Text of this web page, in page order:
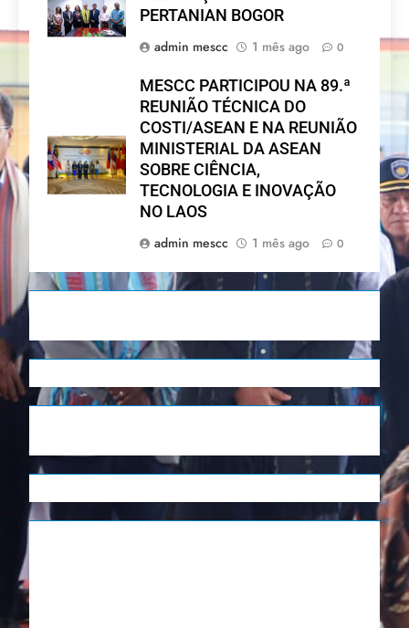
PERTANIAN BOGOR
admin mescc
1 mês ago 0
MESCC PARTICIPOU NA 89.ª
REUNIÃO TÉCNICA DO
COSTI/ASEAN E NA REUNIÃO
MINISTERIAL DA ASEAN
SOBRE CIÊNCIA,
TECNOLOGIA E INOVAÇÃO
NO LAOS
admin mescc
1 mês ago 0